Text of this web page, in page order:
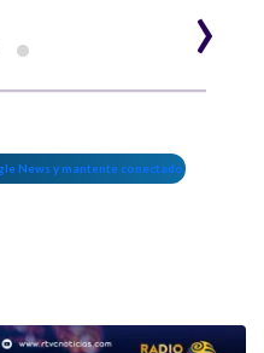
›
News y mantente conectado